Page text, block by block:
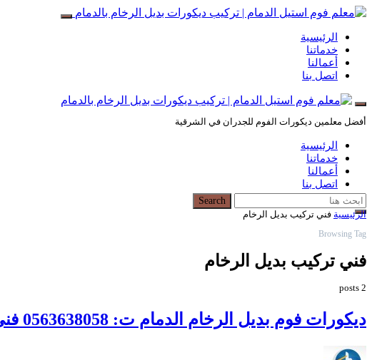
الرئيسية
خدماتنا
أعمالنا
اتصل بنا
أفضل معلمين ديكورات الفوم للجدران في الشرقية
الرئيسية
خدماتنا
أعمالنا
اتصل بنا
Search for:
Search
الرئيسية فني تركيب بديل الرخام
Browsing Tag
فني تركيب بديل الرخام
2 posts
ديكورات فوم بديل الرخام الدمام ت: 0563638058 فني ديكورات الخبر – تركيب فوم مع بديل الرخام الدمام